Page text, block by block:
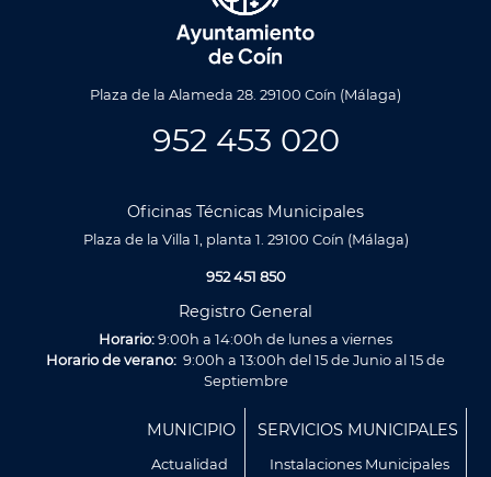
Plaza de la Alameda 28. 29100 Coín (Málaga)
952 453 020
Oficinas Técnicas Municipales
Plaza de la Villa 1, planta 1. 29100 Coín (Málaga)
952 451 850
Registro General
Horario:9:00h a 14:00h de lunes a viernes
Horario de verano: 9:00h a 13:00h del 15 de Junio al 15 de
Septiembre
MUNICIPIO
Actualidad
SERVICIOS MUNICIPALES
Instalaciones Municipales